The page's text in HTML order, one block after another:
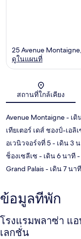
25 Avenue
ดูในแผนที่
สถานที่ใกล้เคียง
Avenue Montaigne- เดิ
เทียเตอร์ เดส์ ชองป์-เอลิ
อเวนิวจอร์จที่ 5- เดิน 3
ช็องเซลีเซ - เดิน 6 นาที-
Grand Palais- เดิน 7 นาที
ข้อมูลที่พัก
โรงแรมพลาซ่า แ
เลกชั่น